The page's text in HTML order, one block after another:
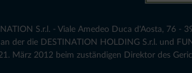
S.r.l. - Viale Amedeo Duca d'Aosta, 76 -
der die DESTINATION HOLDING S.r.l. und
März 2012 beim zuständigen Direktor des